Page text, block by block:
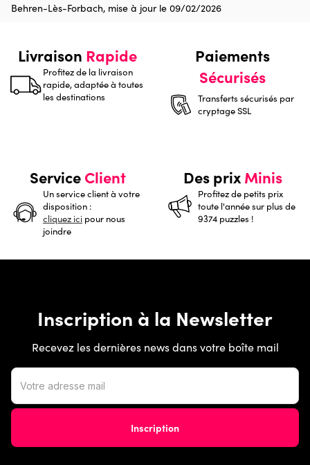
Behren-Lès-Forbach, mise à jour le 09/02/2026
Livraison Rapide
Profitez de la livraison
rapide, adaptée à toutes
les destinations
Paiements
Sécurisés
Transferts sécurisés par
cryptage SSL
ServiceClient
Un service client à votre
disposition :
cliquez ici pour nous
joindre
Des prixMinis
Profitez de petits prix
toute l'année sur plus de
9374 puzzles !
Inscription à la Newsletter
Recevez les dernières news dans votre boîte mail